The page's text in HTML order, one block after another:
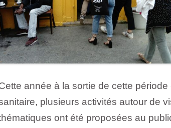
année à la sortie de cette
plusieurs activités autour de
ont été proposées au